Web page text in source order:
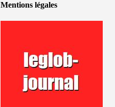
Mentions légales